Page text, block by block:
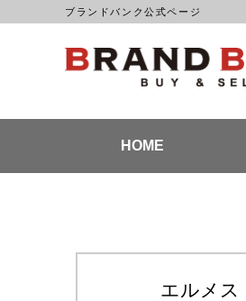
ブランドバンク公式ページ
HOME
エルメス